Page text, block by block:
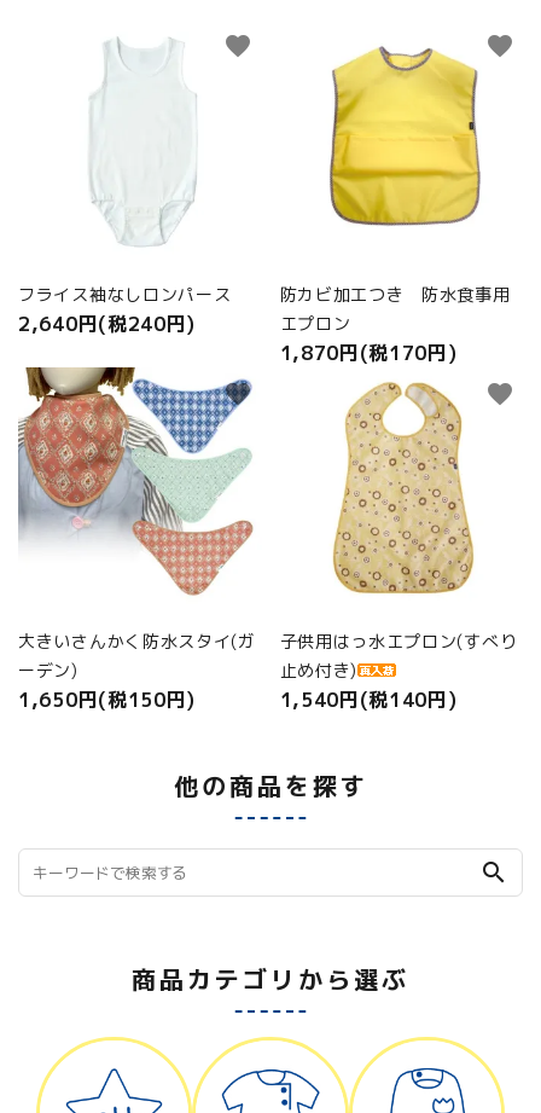
フライス袖なしロンパース
2,640円(税240円)
favorite
防カビ加工つき 防水食事用
エプロン
1,870円(税170円)
favorite
大きいさんかく防水スタイ(ガ
ーデン)
1,650円(税150円)
favorite
子供用はっ水エプロン(すべり
止め付き)
1,540円(税140円)
favorite
他の商品を探す
search
商品カテゴリから選ぶ